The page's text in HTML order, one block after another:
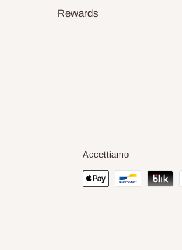
Rewards
Accettiamo